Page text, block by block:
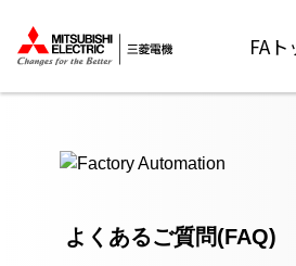
FA
よくあるご質問(FAQ)